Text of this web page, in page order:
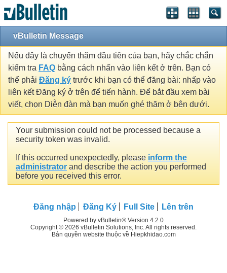
vBulletin Message
Nếu đây là chuyến thăm đầu tiên của bạn, hãy chắc chắn
kiểm tra FAQ bằng cách nhấn vào liên kết ở trên. Bạn có
thể phải Đăng ký trước khi bạn có thể đăng bài: nhấp vào
liên kết Đăng ký ở trên để tiến hành. Để bắt đầu xem bài
viết, chọn Diễn đàn mà bạn muốn ghé thăm ở bên dưới.
Your submission could not be processed because a
security token was invalid.
If this occurred unexpectedly, please inform the
administrator and describe the action you performed
before you received this error.
Đăng nhập Đăng Ký Full Site Lên trên
Powered by vBulletin® Version 4.2.0
Copyright © 2026 vBulletin Solutions, Inc. All rights reserved.
Bản quyền website thuộc về Hiepkhidao.com